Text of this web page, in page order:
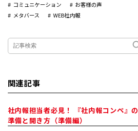
コミュニケーション
お客様の声
メタバース
WEB社内報
関連記事
社内報担当者必見！ 『社内報コンペ』の
準備と開き方（準備編）